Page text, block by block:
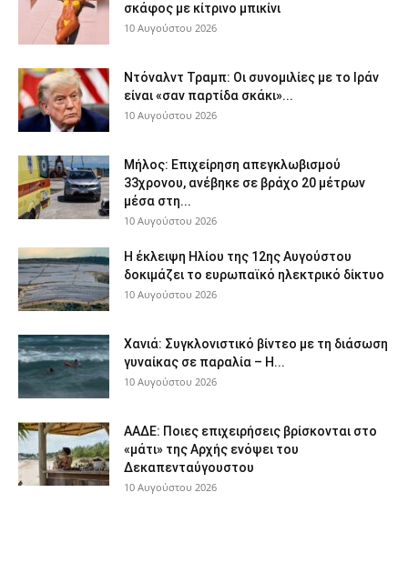
σκάφος με κίτρινο μπικίνι
10 Αυγούστου 2026
Ντόναλντ Τραμπ: Οι συνομιλίες με το Ιράν
είναι «σαν παρτίδα σκάκι»...
10 Αυγούστου 2026
Μήλος: Επιχείρηση απεγκλωβισμού
33χρονου, ανέβηκε σε βράχο 20 μέτρων
μέσα στη...
10 Αυγούστου 2026
Η έκλειψη Ηλίου της 12ης Αυγούστου
δοκιμάζει το ευρωπαϊκό ηλεκτρικό δίκτυο
10 Αυγούστου 2026
Χανιά: Συγκλονιστικό βίντεο με τη διάσωση
γυναίκας σε παραλία – Η...
10 Αυγούστου 2026
ΑΑΔΕ: Ποιες επιχειρήσεις βρίσκονται στο
«μάτι» της Αρχής ενόψει του
Δεκαπενταύγουστου
10 Αυγούστου 2026